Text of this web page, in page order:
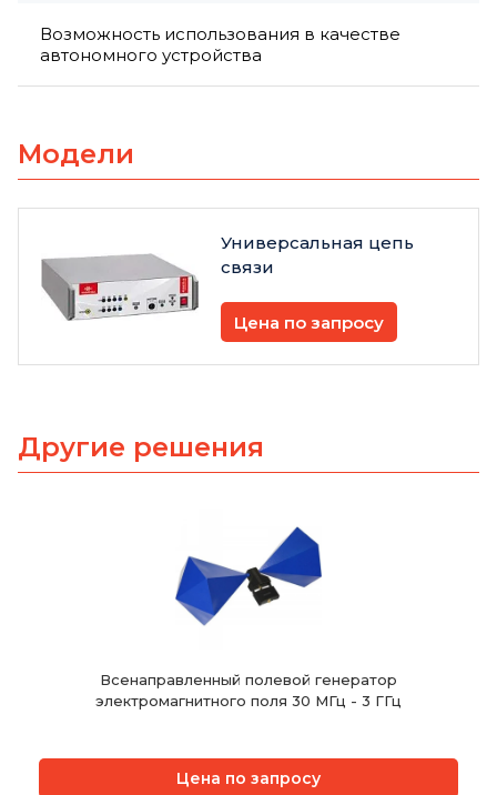
Возможность использования в качестве
автономного устройства
Модели
Универсальная цепь
связи
Цена по запросу
Другие решения
Всенаправленный полевой генератор
электромагнитного поля 30 МГц - 3 ГГц
Цена по запросу